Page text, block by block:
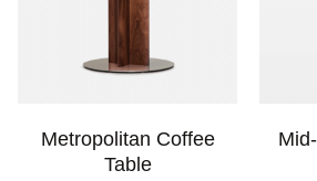
Metropolitan Coffee
Table